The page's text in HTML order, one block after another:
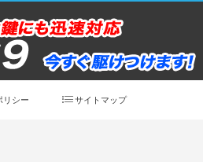
リシー サイトマップ